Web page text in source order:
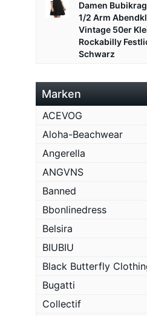
Damen
1/2 Arm
Vintage 50er
Rockabilly
Schwarz
Marken
ACEVOG
Aloha-Beachwear
Angerella
ANGVNS
Banned
Bbonlinedress
Belsira
BIUBIU
Black Butterfly
Bugatti
Collectif